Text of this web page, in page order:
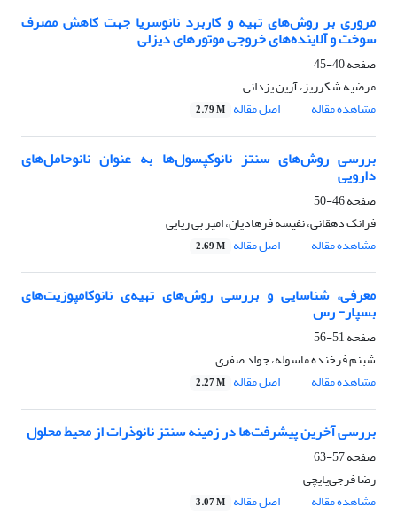
مروری بر روش‌های تهیه و کاربرد نانوسریا جهت کاهش مصرف
سوخت و آلاینده‌های خروجی موتورهای دیزلی
صفحه40-45
مرضیه شکرریز، آرین یزدانی
مشاهده مقاله
اصل مقاله 2.79 M
بررسی روش‎‌های سنتز نانوکپسول‌ها به عنوان ‏نانوحامل‌های
دارویی
صفحه46-50
فرانک دهقانی، نفیسه فرهادیان، امیر بی‌ ریایی
مشاهده مقاله
اصل مقاله 2.69 M
معرفی، شناسایی و بررسی روش‌های تهیه‌ی نانوکامپوزیت‌های
‏بسپار- رس
صفحه51-56
شبنم فرخنده ماسوله، جواد صفری
مشاهده مقاله
اصل مقاله 2.27 M
بررسی آخرین پیشرفت­‌ها در زمینه سنتز نانو­ذرات از محیط محلول
صفحه57-63
رضا فرجی‌یایچی
مشاهده مقاله
اصل مقاله 3.07 M